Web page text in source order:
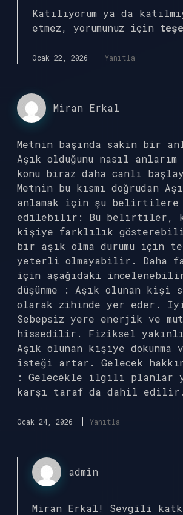
Katılıyorum ya da
etmez, yorumunuz için
Ocak 22, 2026 Yanıtla
Miran Erkal
Metnin başında sakin bir
Aşık olduğunu nasıl
konu biraz daha canlı
Metnin bu kısmı doğrudan
anlamak için şu belirtilere
edilebilir: Bu belirtiler,
kişiye farklılık
bir aşık olma durumu için
yeterli olmayabilir. Daha
için aşağıdaki
düşünme : Aşık olunan kişi
olarak zihinde yer eder.
Sebepsiz yere enerjik ve
hissedilir. Fiziksel
Aşık olunan kişiye dokunma
isteği artar. Gelecek
: Gelecekle ilgili planlar
karşı taraf da dahil edilir.
Ocak 24, 2026 Yanıtla
admin
Miran Erkal! Sevgili